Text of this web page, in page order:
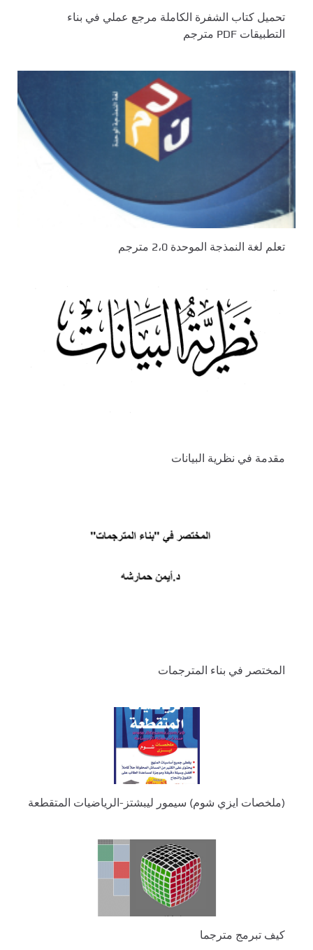
تحميل كتاب الشفرة الكاملة مرجع عملي في بناء
التطبيقات PDF مترجم
تعلم لغة النمذجة الموحدة 2،0 مترجم
مقدمة في نظرية البيانات
المختصر في بناء المترجمات
(ملخصات ايزي شوم) سيمور ليبشتز-الرياضيات المتقطعة
كيف تبرمج مترجما